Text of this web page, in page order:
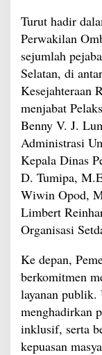
Turut hadir
Perwakilan
sejumlah
Selatan, di
Kesejahteraan
menjabat
Benny V. J.
Administrasi
Kepala Dinas
D. Tumipa,
Wiwin Opod,
Limbert
Organisasi
Ke depan,
berkomitmen
layanan publik.
menghadirkan
inklusif, serta
kepuasan